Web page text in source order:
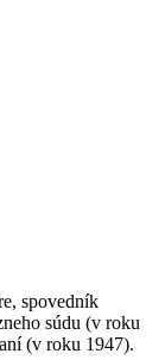
spovedník
súdu (v roku
(v roku 1947).